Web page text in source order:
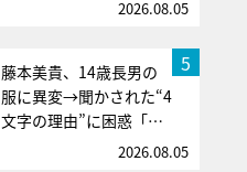
2026.08.05
5
藤本美貴、14歳長男の
服に異変→聞かされた“4
文字の理由”に困惑「…
2026.08.05